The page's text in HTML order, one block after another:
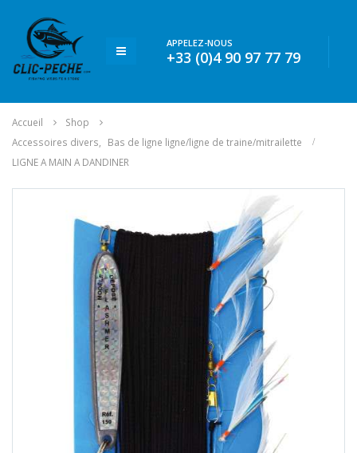
APPELEZ-NOUS
+33 (0)4 90 97 77 79
Accueil
Shop
Accessoires divers
Bas de ligne ligne/ligne de traine/mitrailette
LIGNE A MAIN A DANDINER